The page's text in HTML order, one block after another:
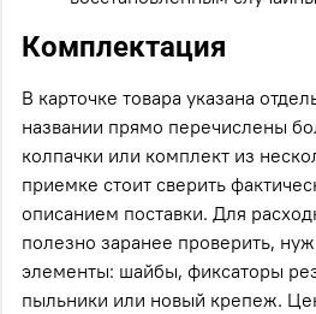
Комплектация
В карточке товара указана
названии прямо перечислены
колпачки или комплект из
приемке стоит сверить
описанием поставки. Для
полезно заранее проверить,
элементы: шайбы, фиксаторы
пыльники или новый крепеж.